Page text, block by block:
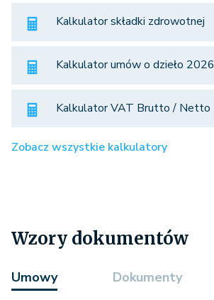
Kalkulator składki zdrowotnej
Kalkulator umów o dzieło 2026
Kalkulator VAT Brutto / Netto
Zobacz wszystkie kalkulatory
Wzory dokumentów
Umowy Dokumenty